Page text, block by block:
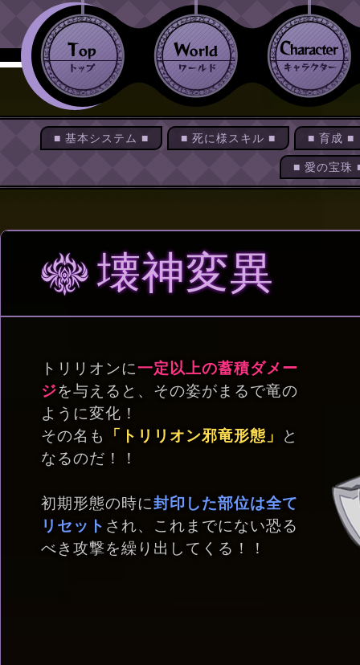
■ 基本システム ■ ■ 死に様スキル ■ ■ 育成 ■
■ 愛の宝珠
壊神変異
トリリオンに一定以上の蓄積ダメー
ジを与えると、その姿がまるで竜の
ように変化！
その名も
「トリリオン邪竜形態」
と
なるのだ！！
初期形態の時に封印した部位は全て
リセット され、これまでにない恐る
べき攻撃を繰り出してくる！！